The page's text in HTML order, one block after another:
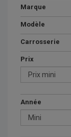
Marque
Modèle
Carrosserie
Prix
Année